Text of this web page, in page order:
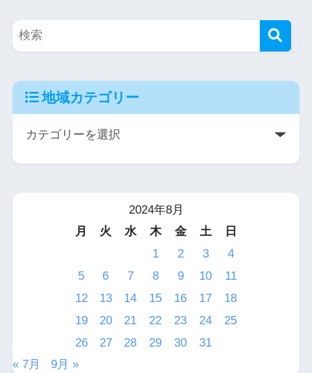
地域カテゴリー
2024年8月
月
火 水 木 金 土
日
1
2 3
4
5
6 7 8 9 10
11
12
13 14 15 16 17
18
19
20 21 22 23 24
25
26
27 28 29 30
31
« 7月
9月 »